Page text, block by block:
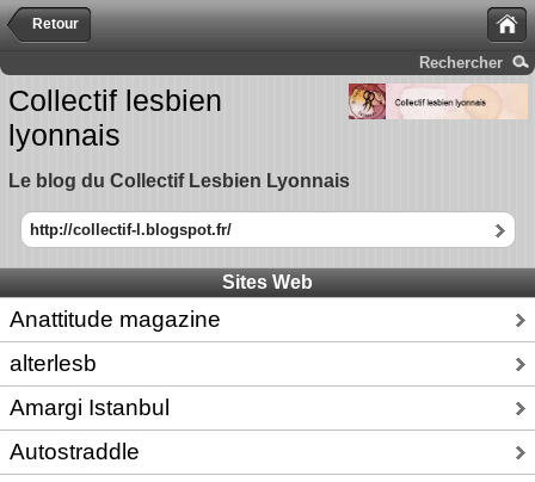
Retour
Rechercher
Collectif lesbien
lyonnais
Le blog du Collectif Lesbien Lyonnais
http://collectif-l.blogspot.fr/
Sites Web
Anattitude magazine
alterlesb
Amargi Istanbul
Autostraddle